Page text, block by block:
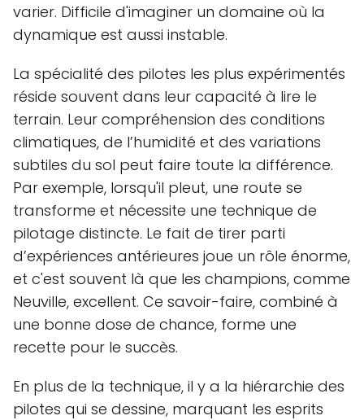
varier. Difficile d'imaginer un domaine où la
dynamique est aussi instable.
La spécialité des pilotes les plus expérimentés
réside souvent dans leur capacité à lire le
terrain. Leur compréhension des conditions
climatiques, de l’humidité et des variations
subtiles du sol peut faire toute la différence.
Par exemple, lorsqu'il pleut, une route se
transforme et nécessite une technique de
pilotage distincte. Le fait de tirer parti
d’expériences antérieures joue un rôle énorme,
et c'est souvent là que les champions, comme
Neuville, excellent. Ce savoir-faire, combiné à
une bonne dose de chance, forme une
recette pour le succès.
En plus de la technique, il y a la hiérarchie des
pilotes qui se dessine, marquant les esprits